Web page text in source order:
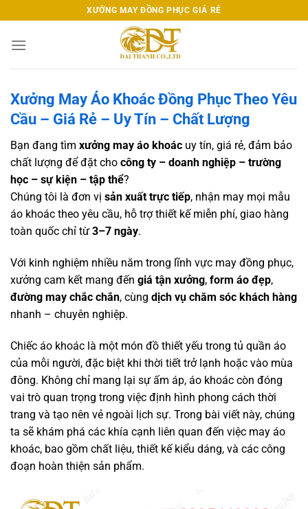
đến
nội
XƯỞNG MAY ĐỒNG PHỤC GIÁ RẺ
Xưởng May Áo Khoác Đồng Phục Theo Yêu
Cầu – Giá Rẻ – Uy Tín – Chất Lượng
Bạn đang tìm xưởng may áo khoác uy tín, giá rẻ, đảm bảo
chất lượng để đặt cho công ty – doanh nghiệp – trường
học – sự kiện – tập thể?
Chúng tôi là đơn vị sản xuất trực tiếp, nhận may mọi mẫu
áo khoác theo yêu cầu, hỗ trợ thiết kế miễn phí, giao hàng
toàn quốc chỉ từ 3–7 ngày.
Với kinh nghiệm nhiều năm trong lĩnh vực may đồng phục,
xưởng cam kết mang đến giá tận xưởng, form áo đẹp,
đường may chắc chắn, cùng dịch vụ chăm sóc khách hàng
nhanh – chuyên nghiệp.
Chiếc áo khoác là một món đồ thiết yếu trong tủ quần áo
của mỗi người, đặc biệt khi thời tiết trở lạnh hoặc vào mùa
đông. Không chỉ mang lại sự ấm áp, áo khoác còn đóng
vai trò quan trọng trong việc định hình phong cách thời
trang và tạo nên vẻ ngoài lịch sự. Trong bài viết này, chúng
ta sẽ khám phá các khía cạnh liên quan đến việc may áo
khoác, bao gồm chất liệu, thiết kế kiểu dáng, và các công
đoạn hoàn thiện sản phẩm.